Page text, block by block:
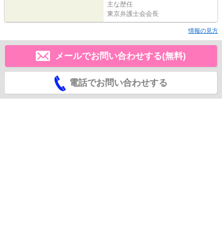
主な歴任
東京弁護士会会長
情報の見方
メールでお問い合わせする(無料)
電話でお問い合わせする